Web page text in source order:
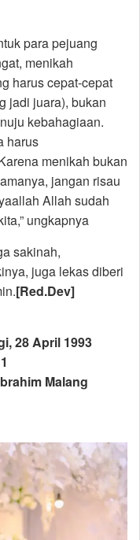
para pejuang
menikah
harus cepat-cepat
jadi juara), bukan
kebahagiaan.
harus
menikah bukan
jangan risau
Allah sudah
ungkapnya
sakinah,
juga lekas diberi
[Red.Dev]
28 April 1993
Malang